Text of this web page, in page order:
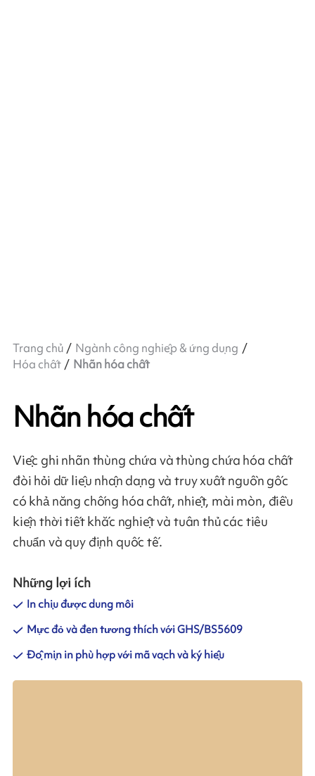
Trang chủ
Ngành công nghiệp & ứng dụng
Hóa chất
Nhãn hóa chất
Nhãn hóa chất
Việc ghi nhãn thùng chứa và thùng chứa hóa chất
đòi hỏi dữ liệu nhận dạng và truy xuất nguồn gốc
có khả năng chống hóa chất, nhiệt, mài mòn, điều
kiện thời tiết khắc nghiệt và tuân thủ các tiêu
chuẩn và quy định quốc tế.
Những lợi ích
In chịu được dung môi
Mực đỏ và đen tương thích với GHS/BS5609
Độ mịn in phù hợp với mã vạch và ký hiệu